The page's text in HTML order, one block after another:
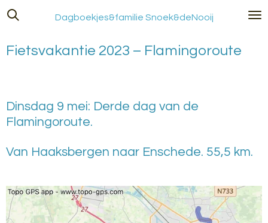
Ga
de
Dagboekjes&familie Snoek&deNooij
Fietsvakantie 2023 – Flamingoroute
Dinsdag 9 mei: Derde dag van de
Flamingoroute.
Van Haaksbergen naar Enschede. 55,5 km.